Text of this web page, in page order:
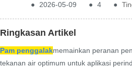
● 2026-05-09 ● 4 ●
Ringkasan Artikel
Pam penggalakmemainkan peranan
tekanan air optimum untuk aplikasi